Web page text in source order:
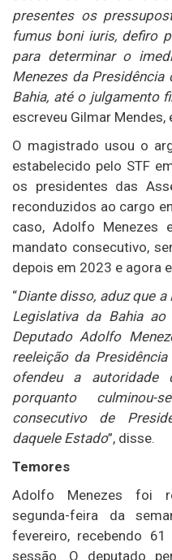
presentes os
fumus boni iuris, defiro
para determinar o
Menezes da
Bahia, até o julgamento
escreveu Gilmar
O magistrado usou o
estabelecido pelo STF
os presidentes das
reconduzidos ao cargo
caso, Adolfo Menezes
mandato consecutivo,
depois em 2023 e agora
“Diante disso, aduz que
Legislativa da Bahia
Deputado Adolfo
reeleição da
ofendeu a autoridade
porquanto
consecutivo de
daquele Estado”, disse.
Temores
Adolfo Menezes foi
segunda-feira da
fevereiro, recebendo
sessão. O deputado